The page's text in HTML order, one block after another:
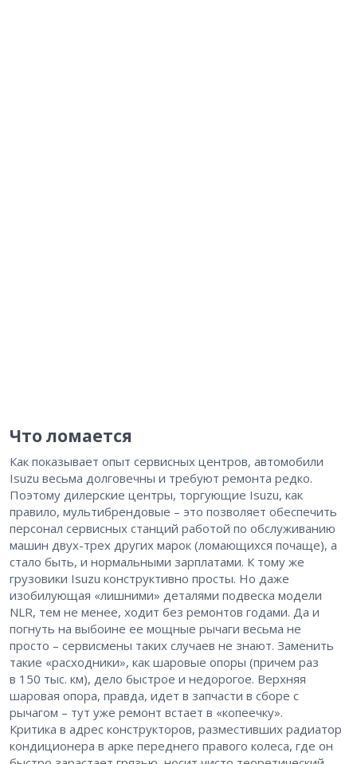
Что ломается
Как показывает опыт сервисных центров, автомобили
Isuzu весьма долговечны и требуют ремонта редко.
Поэтому дилерские центры, торгующие Isuzu, как
правило, мультибрендовые – это позволяет обеспечить
персонал сервисных станций работой по обслуживанию
машин двух-трех других марок (ломающихся почаще), а
стало быть, и нормальными зарплатами. К тому же
грузовики Isuzu конструктивно просты. Но даже
изобилующая «лишними» деталями подвеска модели
NLR, тем не менее, ходит без ремонтов годами. Да и
погнуть на выбоине ее мощные рычаги весьма не
просто – сервисмены таких случаев не знают. Заменить
такие «расходники», как шаровые опоры (причем раз
в 150 тыс. км), дело быстрое и недорогое. Верхняя
шаровая опора, правда, идет в запчасти в сборе с
рычагом – тут уже ремонт встает в «копеечку».
Критика в адрес конструкторов, разместивших радиатор
кондиционера в арке переднего правого колеса, где он